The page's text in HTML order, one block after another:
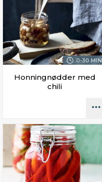
0-30 MIN.
Honningnødder med
chili